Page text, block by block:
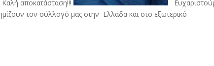
αποκατάσταση!!!
τον σύλλογό μας στην Ελλάδα και στο εξωτερικό